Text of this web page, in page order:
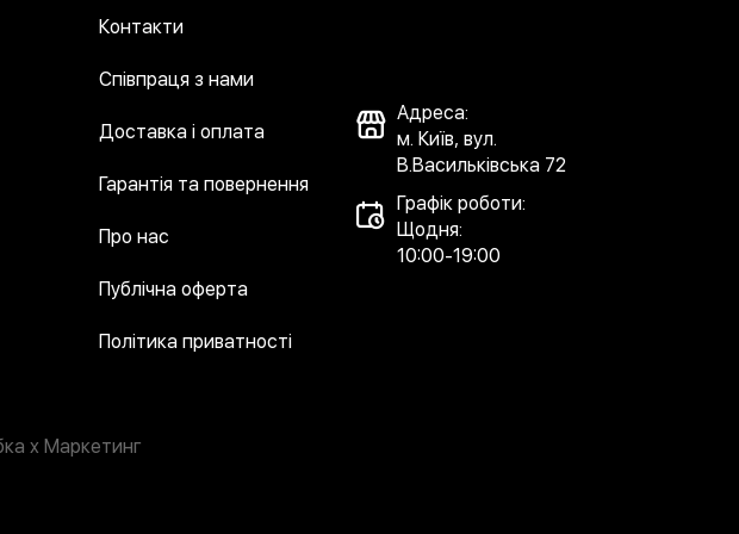
Контакти
Співпраця з нами
Доставка і оплата
Гарантія та повернення
Про нас
Публічна оферта
Політика приватності
Адреса:
м. Київ, вул.
В.Васильківська 72
Графік роботи:
Щодня:
10:00-19:00
x Маркетинг